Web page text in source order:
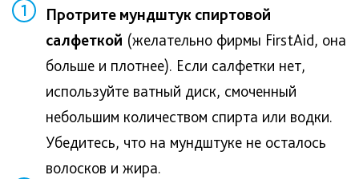
1
Протрите мундштук спиртовой
салфеткой (желательно фирмы FirstAid, она
больше и плотнее). Если салфетки нет,
используйте ватный диск, смоченный
небольшим количеством спирта или водки.
Убедитесь, что на мундштуке не осталось
волосков и жира.